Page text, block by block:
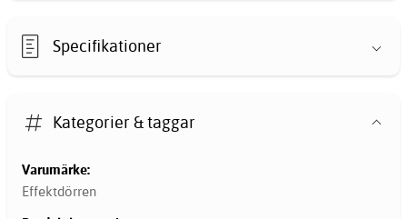
Specifikationer
Kategorier & taggar
Varumärke:
Effektdörren